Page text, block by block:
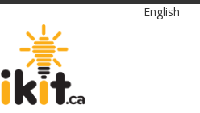
Langue
English